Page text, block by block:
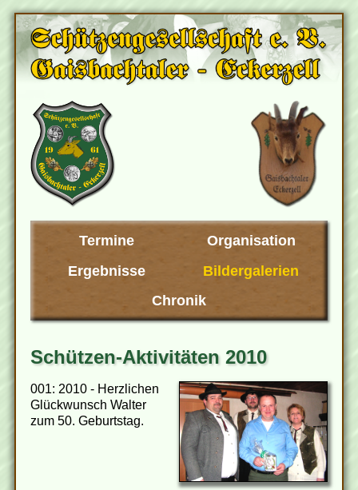
Termine
Organisation
Ergebnisse
Bildergalerien
Chronik
Schützen-Aktivitäten 2010
001: 2010 - Herzlichen
Glückwunsch Walter
zum 50. Geburtstag.